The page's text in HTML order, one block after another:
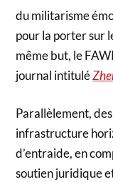
du militarisme
pour la porter sur
même but, le
journal intitulé
Parallèlement,
infrastructure
d’entraide, en
soutien juridique